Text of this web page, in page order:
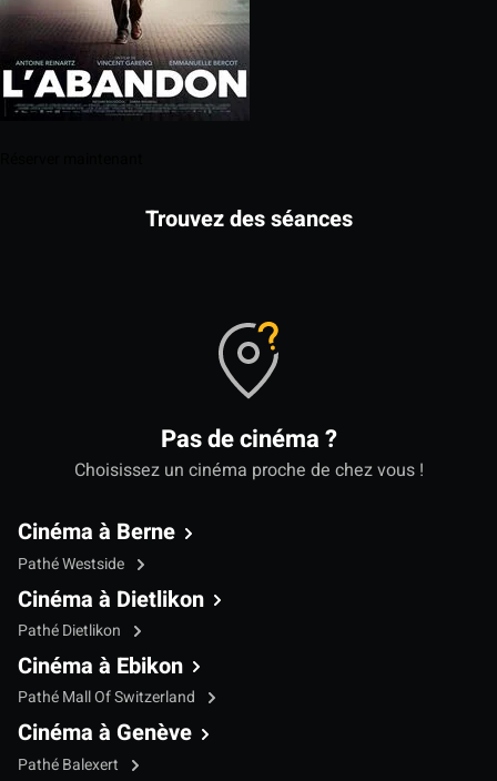
Trouvez des séances
Pas de cinéma ?
Choisissez un cinéma proche de chez vous !
Cinéma à Berne
Pathé Westside
Cinéma à Dietlikon
Pathé Dietlikon
Cinéma à Ebikon
Pathé Mall Of Switzerland
Cinéma à Genève
Pathé Balexert